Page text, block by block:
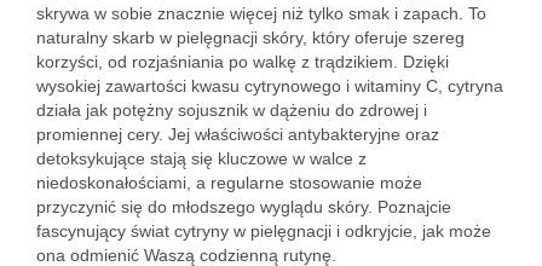
skrywa w sobie znacznie więcej niż tylko smak i zapach. To
naturalny skarb w pielęgnacji skóry, który oferuje szereg
korzyści, od rozjaśniania po walkę z trądzikiem. Dzięki
wysokiej zawartości kwasu cytrynowego i witaminy C, cytryna
działa jak potężny sojusznik w dążeniu do zdrowej i
promiennej cery. Jej właściwości antybakteryjne oraz
detoksykujące stają się kluczowe w walce z
niedoskonałościami, a regularne stosowanie może
przyczynić się do młodszego wyglądu skóry. Poznajcie
fascynujący świat cytryny w pielęgnacji i odkryjcie, jak może
ona odmienić Waszą codzienną rutynę.